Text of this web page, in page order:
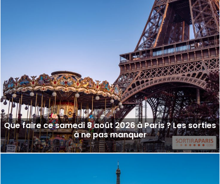
Que faire ce samedi 8 août 2026 à Paris ? Les sorties
à ne pas manquer